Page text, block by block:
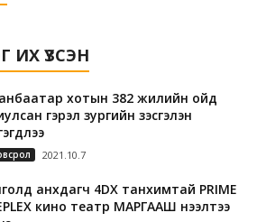
ИХ ҮЗСЭН
хотын 382 жилийн ойд
гэрэл зургийн үзэсгэлэн
2021.10.7
анхдагч 4DX танхимтай PRIME
кино театр МАРГААШ нээлтээ